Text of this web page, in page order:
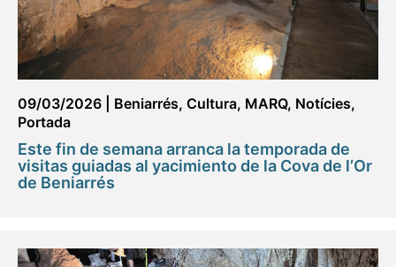
09/03/2026 Beniarrés, Cultura, MARQ, Notícies,
Portada
Este fin de semana arranca la temporada de
visitas guiadas al yacimiento de la Cova de l’Or
de Beniarrés